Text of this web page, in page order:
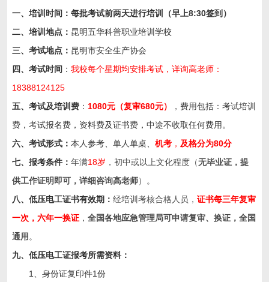
一、培训时间：每批考试前两天进行培训（早上8:30签到）
二、培训地点 ： 昆明五华科普职业培训学校
三、考试地点： 昆明市安全生产协会
四、考试时间 ：我校每个星期均安排考试，详询高老师：
18388124125
五、考试及培训费 ： 1080元（复审680元）
，费用包括：考试培训
费，考试报名费，资料费及证书费，中途不收取任何费用。
六、考试形式：本人参考、单人单桌、机考 ， 及格分为80分
七、报考条件：年满18岁 ，初中或以上文化程度（无毕业证，提
供工作证明即可，详细咨询高老师）。
八、低压电工证书有效期：经培训考核合格人员，证书每三年复审
一次，六年一换证 ，全国各地应急管理局可申请复审、换证，全国
通用 。
九、低压电工证报考所需资料：
1、身份证复印件1份